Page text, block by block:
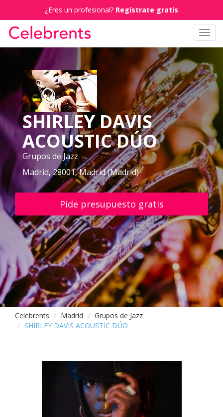
¿Eres un profesional? Regístrate gratis
SHIRLEY DAVIS
ACOUSTIC DÚO
Grupos de Jazz
Madrid, 28001, Madrid (Madrid)
Pide presupuesto gratis
Celebrents Madrid
Grupos de Jazz
SHIRLEY DAVIS ACOUSTIC DÚO